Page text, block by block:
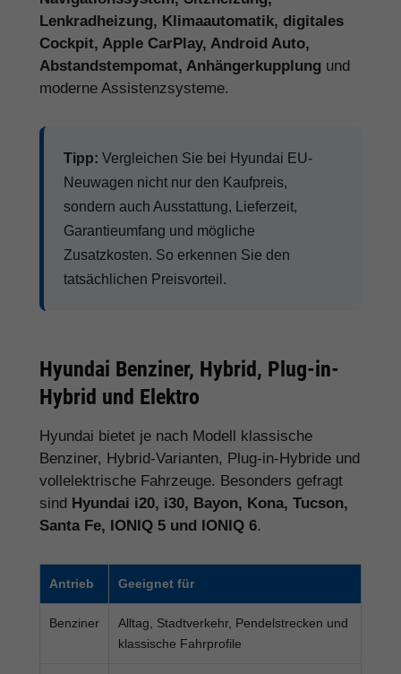
Lenkradheizung, Klimaautomatik, digitales
Cockpit, Apple CarPlay, Android Auto,
Abstandstempomat, Anhängerkupplung und
moderne Assistenzsysteme.
Tipp: Vergleichen Sie bei Hyundai EU-
Neuwagen nicht nur den Kaufpreis,
sondern auch Ausstattung, Lieferzeit,
Garantieumfang und mögliche
Zusatzkosten. So erkennen Sie den
tatsächlichen Preisvorteil.
Hyundai Benziner, Hybrid, Plug-in-
Hybrid und Elektro
Hyundai bietet je nach Modell klassische
Benziner, Hybrid-Varianten, Plug-in-Hybride und
vollelektrische Fahrzeuge. Besonders gefragt
sind Hyundai i20, i30, Bayon, Kona, Tucson,
Santa Fe, IONIQ 5 und IONIQ 6.
Antrieb Geeignet für
Benziner
Alltag, Stadtverkehr, Pendelstrecken und
klassische Fahrprofile